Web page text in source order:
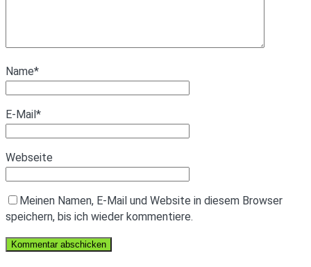
Name*
E-Mail*
Webseite
Meinen Namen, E-Mail und Website in diesem Browser
speichern, bis ich wieder kommentiere.